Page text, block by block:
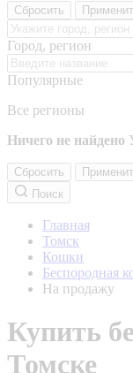
Сбросить
Город, регион
Популярные
Все регионы
Ничего не найдено
Сбросить
Поиск
Главная
Томск
Кошки
Беспородная
На продажу
Купить
Томске